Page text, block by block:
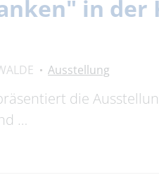
in der
Ausstellung
die
…